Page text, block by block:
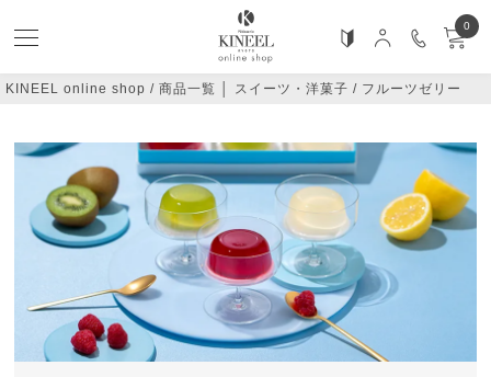
0
KINEEL online shop 商品一覧 │ スイーツ・洋菓子 フルーツゼリー